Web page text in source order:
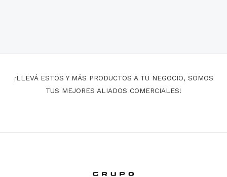
¡LLEVÁ ESTOS Y MÁS PRODUCTOS A TU NEGOCIO, SOMOS
TUS MEJORES ALIADOS COMERCIALES!